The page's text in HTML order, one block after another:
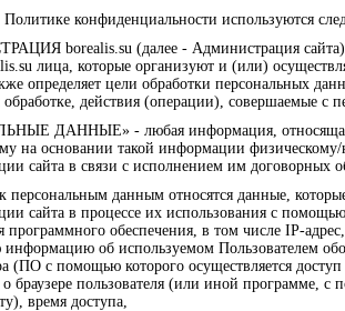
конфиденциальности используются
borealis.su (далее - Администрация
лица, которые организуют и (или)
определяет цели обработки персональных
действия (операции), совершаемые с
ДАННЫЕ» - любая информация,
на основании такой информации
сайта в связи с исполнением им договорных
персональным данным относятся данные,
сайта в процессе их использования с
программного обеспечения, в том числе IP-
информацию об используемом Пользователем
(ПО с помощью которого осуществляется доступ
браузере пользователя (или иной программе, с
время доступа,